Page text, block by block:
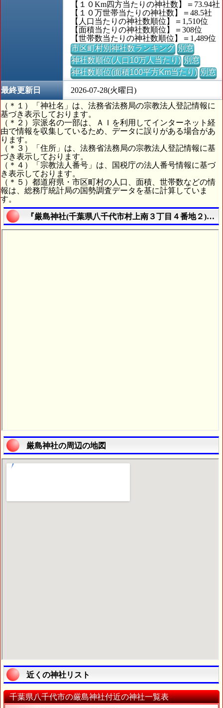
【１０Km四方当たりの神社数】＝73.94社
【１０万世帯当たりの神社数】＝48.5社
【人口当たりの神社数順位】＝1,510位
【面積当たりの神社数順位】＝308位
【世帯数当たりの神社数順位】＝1,489位
市区町村別神社数ランキング 別窓
神社数順位(人口10万人当たり) 別窓
神社数順位(面積100平方Km当たり) 別窓
最終更新日
2026-07-28(火曜日)
（＊１）「神社名」は、法務省法務局の宗教法人登記情報に
基づき表示しております。
（＊２）宗派名の一部は、ＡＩを利用してインターネット経
由で情報を収集しているため、データに誤りがある場合があ
ります。
（＊３）「住所」は、法務省法務局の宗教法人登記情報に基
づき表示しております。
（＊４）「宗教法人番号」は、国税庁の法人番号情報に基づ
き表示しております。
（＊５）都道府県・市区町村の人口、面積、世帯数などの情
報は、総務庁統計局の国勢調査データを基に計算していま
す。
『厳島神社(千葉県八千代市村上南３丁目４番地２)』
厳島神社の周辺の地図
近くの神社リスト
千葉県八千代市の厳島神社付近の神社一覧表